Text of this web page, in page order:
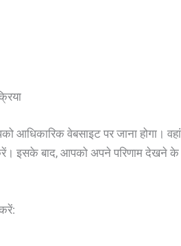
आधिकारिक वेबसाइट पर जाना होगा।
इसके बाद, आपको अपने परिणाम देखने